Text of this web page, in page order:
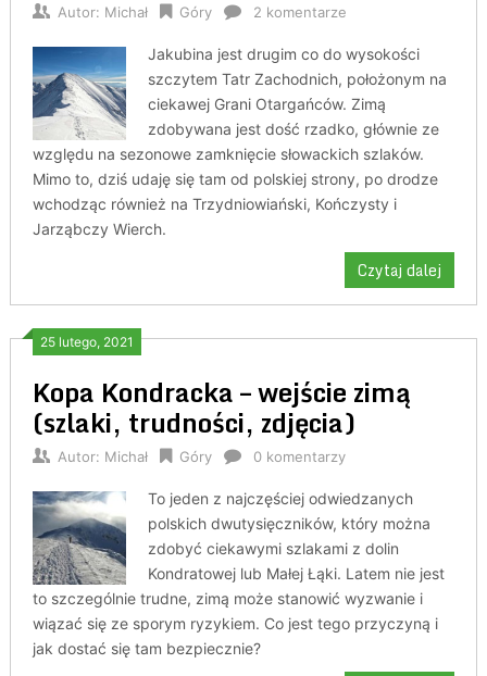
Autor: Michał Góry 2 komentarze
Jakubina jest drugim co do wysokości
szczytem Tatr Zachodnich, położonym na
ciekawej Grani Otargańców. Zimą
zdobywana jest dość rzadko, głównie ze
względu na sezonowe zamknięcie słowackich szlaków.
Mimo to, dziś udaję się tam od polskiej strony, po drodze
wchodząc również na Trzydniowiański, Kończysty i
Jarząbczy Wierch.
Czytaj dalej
25 lutego, 2021
Kopa Kondracka – wejście zimą
(szlaki, trudności, zdjęcia)
Autor: Michał Góry 0 komentarzy
To jeden z najczęściej odwiedzanych
polskich dwutysięczników, który można
zdobyć ciekawymi szlakami z dolin
Kondratowej lub Małej Łąki. Latem nie jest
to szczególnie trudne, zimą może stanowić wyzwanie i
wiązać się ze sporym ryzykiem. Co jest tego przyczyną i
jak dostać się tam bezpiecznie?